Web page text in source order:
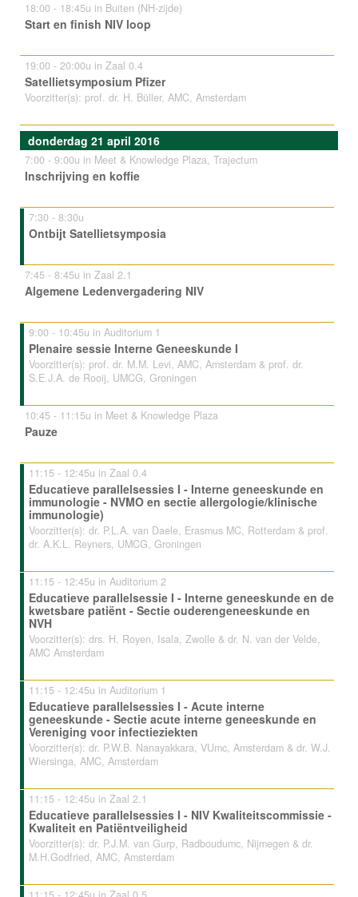
18:00 - 18:45u in Buiten (NH-zijde)
Start en finish NIV loop
19:00 - 20:00u in Zaal 0.4
Satellietsymposium Pfizer
Voorzitter(s): prof. dr. H. Büller, AMC, Amsterdam
donderdag 21 april 2016
7:00 - 9:00u in Meet & Knowledge Plaza, Trajectum
Inschrijving en koffie
7:30 - 8:30u
Ontbijt Satellietsymposia
7:45 - 8:45u in Zaal 2.1
Algemene Ledenvergadering NIV
9:00 - 10:45u in Auditorium 1
Plenaire sessie Interne Geneeskunde I
Voorzitter(s): prof. dr. M.M. Levi, AMC, Amsterdam & prof. dr.
S.E.J.A. de Rooij, UMCG, Groningen
10:45 - 11:15u in Meet & Knowledge Plaza
Pauze
11:15 - 12:45u in Zaal 0.4
Educatieve parallelsessies I - Interne geneeskunde en
immunologie - NVMO en sectie allergologie/klinische
immunologie)
Voorzitter(s): dr. P.L.A. van Daele, Erasmus MC, Rotterdam & prof.
dr. A.K.L. Reyners, UMCG, Groningen
11:15 - 12:45u in Auditorium 2
Educatieve parallelsessie I - Interne geneeskunde en de
kwetsbare patiënt - Sectie ouderengeneeskunde en
NVH
Voorzitter(s): drs. H. Royen, Isala, Zwolle & dr. N. van der Velde,
AMC Amsterdam
11:15 - 12:45u in Auditorium 1
Educatieve parallelsessies I - Acute interne
geneeskunde - Sectie acute interne geneeskunde en
Vereniging voor infectieziekten
Voorzitter(s): dr. P.W.B. Nanayakkara, VUmc, Amsterdam & dr. W.J.
Wiersinga, AMC, Amsterdam
11:15 - 12:45u in Zaal 2.1
Educatieve parallelsessies I - NIV Kwaliteitscommissie -
Kwaliteit en Patiëntveiligheid
Voorzitter(s): dr. P.J.M. van Gurp, Radboudumc, Nijmegen & dr.
M.H.Godfried, AMC, Amsterdam